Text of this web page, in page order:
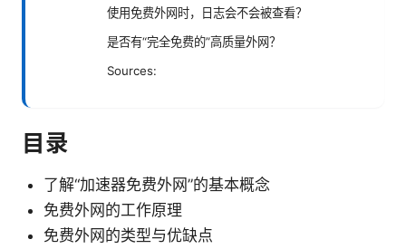
使用免费外网时，日志会不会被查看？
是否有“完全免费的”高质量外网？
Sources:
目录
了解“加速器免费外网”的基本概念
免费外网的工作原理
免费外网的类型与优缺点